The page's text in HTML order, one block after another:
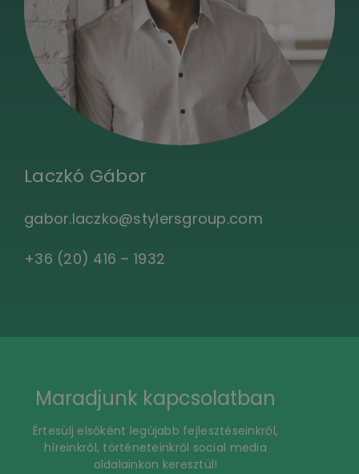
Laczkó Gábor
gabor.laczko@stylersgroup.com
+36 (20) 416 – 1932
Maradjunk kapcsolatban
Értesülj elsőként legújabb fejlesztéseinkről,
híreinkről, történeteinkről social media
oldalainkon keresztül!